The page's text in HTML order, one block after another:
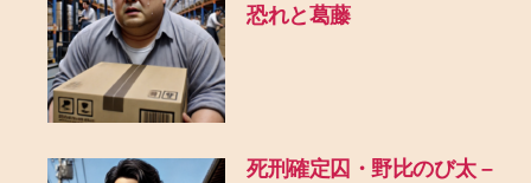
恐れと葛藤
死刑確定囚・野比のび太 –